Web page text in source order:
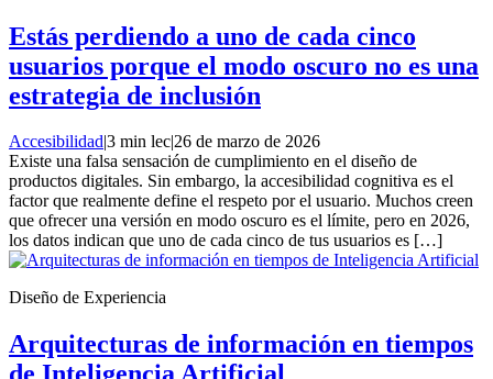
Estás perdiendo a uno de cada cinco
usuarios porque el modo oscuro no es una
estrategia de inclusión
Accesibilidad3 min lec26 de marzo de 2026
Existe una falsa sensación de cumplimiento en el diseño de
productos digitales. Sin embargo, la accesibilidad cognitiva es el
factor que realmente define el respeto por el usuario. Muchos creen
que ofrecer una versión en modo oscuro es el límite, pero en 2026,
los datos indican que uno de cada cinco de tus usuarios es […]
Diseño de Experiencia
Arquitecturas de información en tiempos